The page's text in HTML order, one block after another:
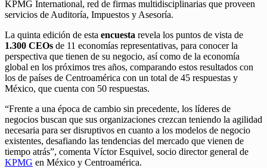
KPMG International, red de firmas multidisciplinarias que proveen
servicios de Auditoría, Impuestos y Asesoría.
La quinta edición de esta encuesta revela los puntos de vista de
1.300 CEOs de 11 economías representativas, para conocer la
perspectiva que tienen de su negocio, así como de la economía
global en los próximos tres años, comparando estos resultados con
los de países de Centroamérica con un total de 45 respuestas y
México, que cuenta con 50 respuestas.
“Frente a una época de cambio sin precedente, los líderes de
negocios buscan que sus organizaciones crezcan teniendo la agilidad
necesaria para ser disruptivos en cuanto a los modelos de negocio
existentes, desafiando las tendencias del mercado que vienen de
tiempo atrás”, comenta Víctor Esquivel, socio director general de
KPMG en México y Centroamérica.